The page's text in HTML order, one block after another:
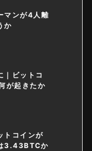
マンが4人離
か
｜ビットコ
が起きたか
トコインが
3.43BTCか